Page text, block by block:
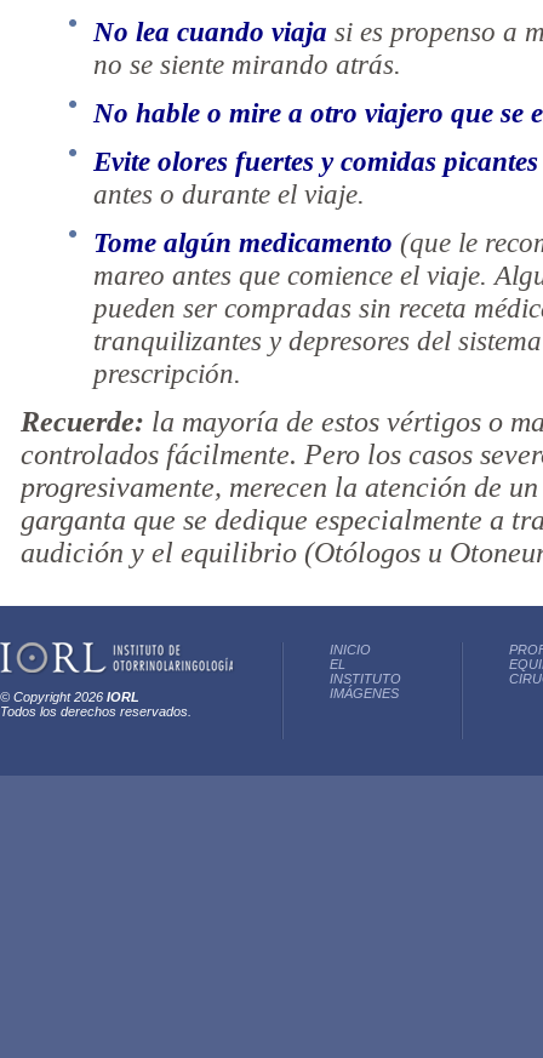
No lea cuando viaja si es propenso a
no se siente mirando atrás.
No hable o mire a otro viajero que se
Evite olores fuertes y comidas
antes o durante el viaje.
Tome algún medicamento (que le
mareo antes que comience el viaje.
pueden ser compradas sin receta
tranquilizantes y depresores del
prescripción.
Recuerde: la mayoría de estos vértigos o
controlados fácilmente. Pero los casos
progresivamente, merecen la atención de
garganta que se dedique especialmente a
audición y el equilibrio (Otólogos u
© Copyright 2026 IORL
Todos los derechos reservados.
INICIO
EL
INSTITUTO
IMÁGENES